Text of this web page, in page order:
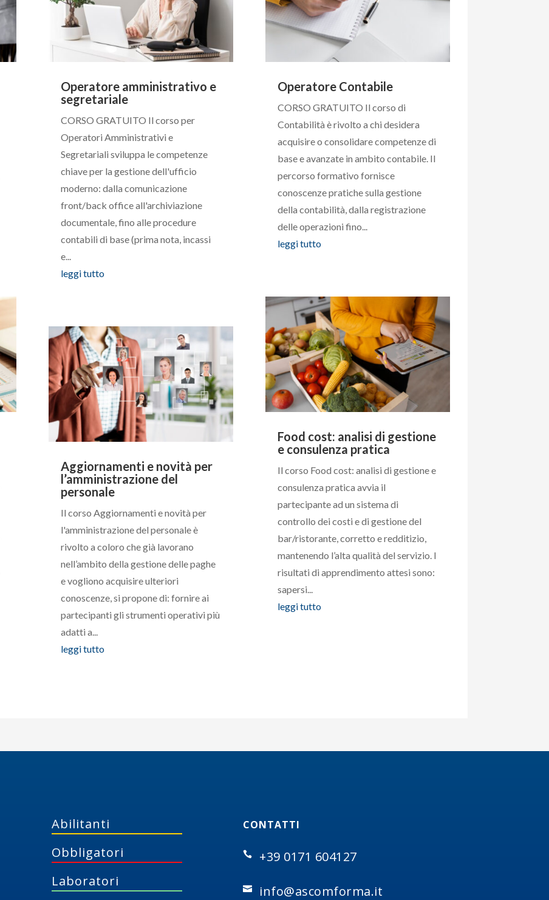
Operatore amministrativo e
segretariale
CORSO GRATUITO Il corso per
Operatori Amministrativi e
Segretariali sviluppa le competenze
chiave per la gestione dell'ufficio
moderno: dalla comunicazione
front/back office all'archiviazione
documentale, fino alle procedure
contabili di base (prima nota, incassi
e...
leggi tutto
Aggiornamenti e novità per
l’amministrazione del
personale
Il corso Aggiornamenti e novità per
l'amministrazione del personale è
rivolto a coloro che già lavorano
nell’ambito della gestione delle paghe
e vogliono acquisire ulteriori
conoscenze, si propone di: fornire ai
partecipanti gli strumenti operativi più
adatti a...
leggi tutto
Operatore Contabile
CORSO GRATUITO Il corso di
Contabilità è rivolto a chi desidera
acquisire o consolidare competenze di
base e avanzate in ambito contabile. Il
percorso formativo fornisce
conoscenze pratiche sulla gestione
della contabilità, dalla registrazione
delle operazioni fino...
leggi tutto
Food cost: analisi di gestione
e consulenza pratica
Il corso Food cost: analisi di gestione e
consulenza pratica avvia il
partecipante ad un sistema di
controllo dei costi e di gestione del
bar/ristorante, corretto e redditizio,
mantenendo l’alta qualità del servizio. I
risultati di apprendimento attesi sono:
sapersi...
leggi tutto
Abilitanti
Obbligatori
Laboratori
CONTATTI
 +39 0171 604127
 info@ascomforma.it